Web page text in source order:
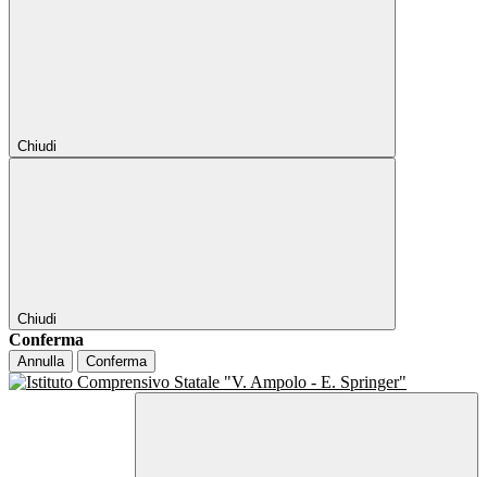
Chiudi
Chiudi
Conferma
Annulla Conferma